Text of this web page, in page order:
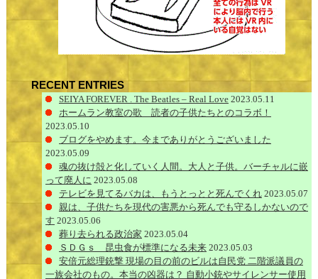
RECENT ENTRIES
SEIYA FOREVER . The Beatles – Real Love 2023.05.11
ホームラン教室の歌 読者の子供たちとのコラボ！
2023.05.10
ブログをやめます。今までありがとうございました
2023.05.09
魂の抜け殻と化していく人間。大人と子供。バーチャルに嵌
って廃人に 2023.05.08
テレビを見てるバカは、もうとっとと死んでくれ 2023.05.07
親は、子供たちを現代の害悪から死んでも守るしかないので
す 2023.05.06
葬り去られる政治家 2023.05.04
ＳＤＧｓ 昆虫食が標準になる未来 2023.05.03
安倍元総理銃撃 現場の目の前のビルは自民党 二階派議員の
一族会社のもの。本当の凶器は？ 自動小銃やサイレンサー使用